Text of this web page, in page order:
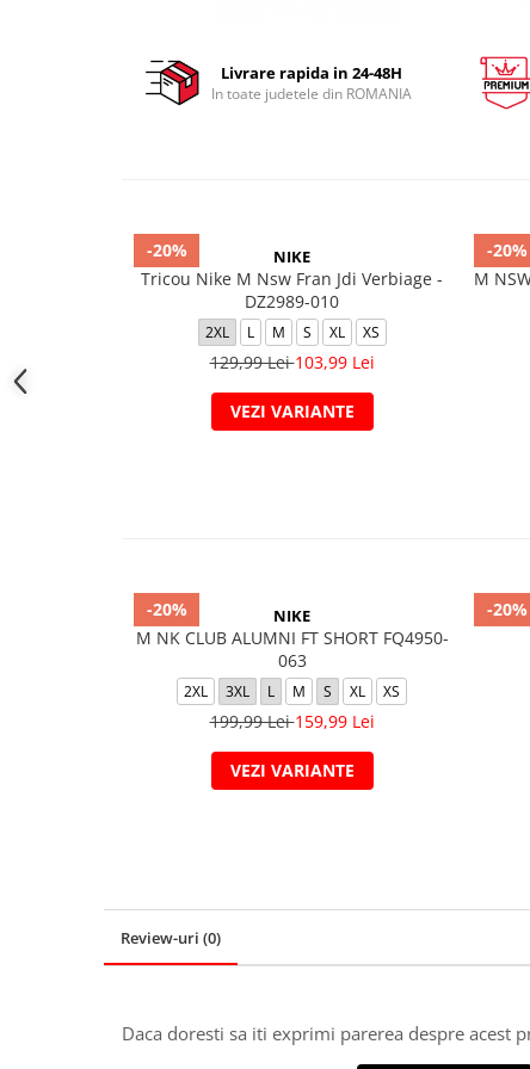
Livrare rapida in 24-48H
In toate judetele din ROMANIA
-20% NIKE
Tricou Nike M Nsw Fran Jdi Verbiage -
DZ2989-010
2XL L M S XL XS
129,99 Lei103,99 Lei
VEZI VARIANTE
-20%
M
-20% NIKE
M NK CLUB ALUMNI FT SHORT FQ4950-
063
2XL 3XL L M S XL XS
199,99 Lei159,99 Lei
VEZI VARIANTE
-20%
Review-uri (0)
Daca doresti sa iti exprimi parerea despre acest